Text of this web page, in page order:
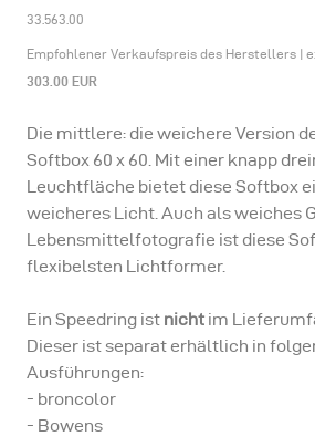
33.563.00
Empfohlener Verkaufspreis des Herstellers |
303.00 EUR
Die mittlere: die weichere Version
Softbox 60 x 60. Mit einer knapp
Leuchtfläche bietet diese Softbox
weicheres Licht. Auch als weiches
Lebensmittelfotografie ist diese
flexibelsten Lichtformer.
Ein Speedring ist nicht im
Dieser ist separat erhältlich in
Ausführungen:
- broncolor
- Bowens